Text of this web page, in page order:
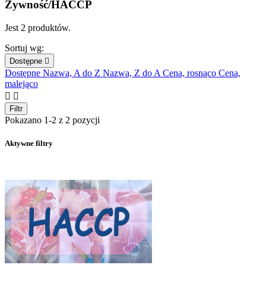
Żywność/HACCP
Jest 2 produktów.
Sortuj wg:
Dostępne 
Dostępne Nazwa, A do Z Nazwa, Z do A Cena, rosnąco Cena,
malejąco
 
Filtr
Pokazano 1-2 z 2 pozycji
Aktywne filtry